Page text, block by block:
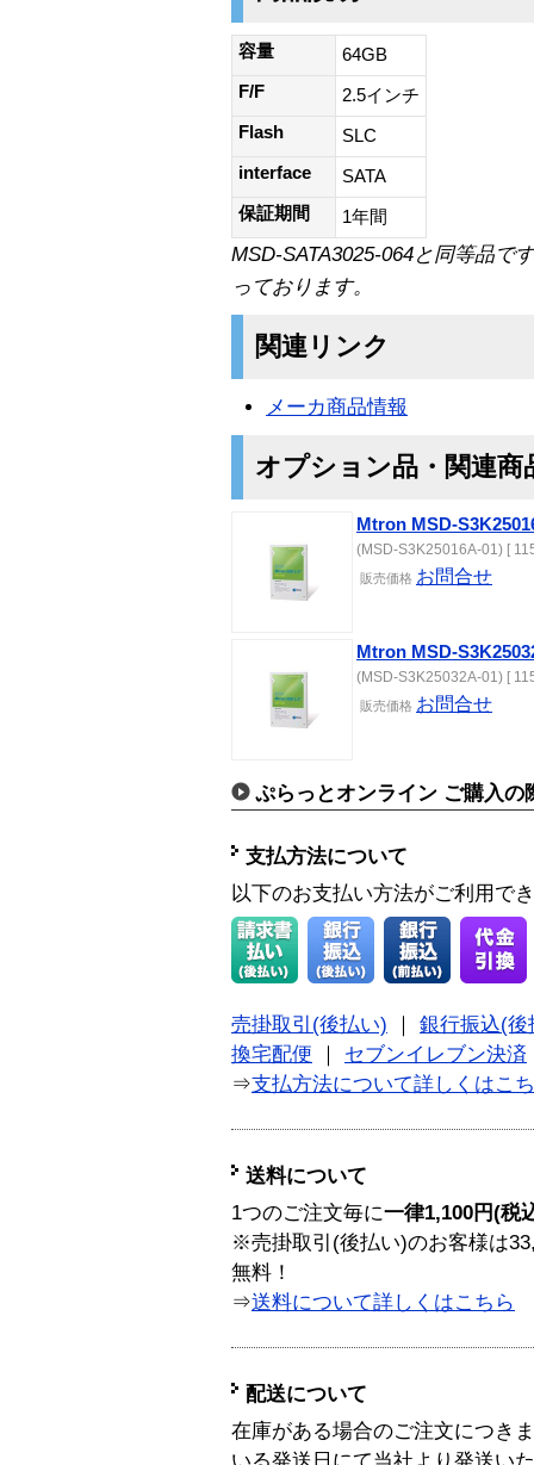
容量
64GB
F/F
2.5インチ
Flash
SLC
interface
SATA
保証期間
1年間
MSD-SATA3025-064と同等品で
っております。
関連リンク
メーカ商品情報
オプション品・関連商
Mtron MSD-
(MSD-S3K25016A-01) [
販売価格 お問合せ
Mtron MSD-
(MSD-S3K25032A-01) [
販売価格 お問合せ
ぷらっとオンライン ご購入の
支払方法について
以下のお支払い方法がご利用で
売掛取引(後払い)
銀行振込(後
換宅配便
セブンイレブン決済
⇒支払方法について詳しくはこ
送料について
1つのご注文毎に一律1,100円(税
※売掛取引(後払い)のお客様は
無料！
⇒送料について詳しくはこちら
配送について
在庫がある場合のご注文につき